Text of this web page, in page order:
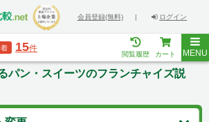
会員登録(無料) | ログイン
15件
閲覧履歴 カート MENU
パン・スイーツのフランチャイズ説